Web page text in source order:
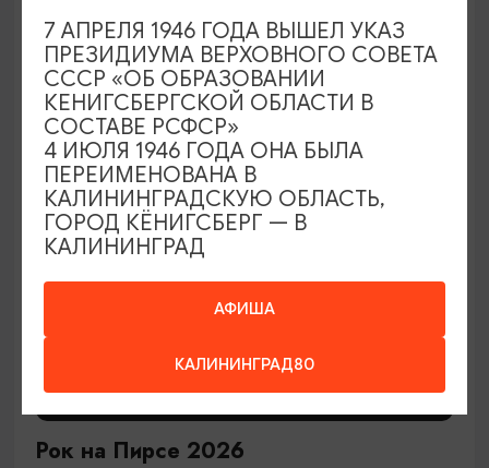
29.08.2026 12:00
Калининград, Центральный парк культуры и отдыха
ОТ 2400₽
КОНЦЕРТЫ
Рок на Пирсе 2026
АФИША
КАЛИНИНГРАД80
7 АПРЕЛЯ 1946 ГОДА ВЫШЕЛ УКАЗ
ПРЕЗИДИУМА ВЕРХОВНОГО СОВЕТА
СССР «ОБ ОБРАЗОВАНИИ
КЕНИГСБЕРГСКОЙ ОБЛАСТИ В
СОСТАВЕ РСФСР»
4 ИЮЛЯ 1946 ГОДА ОНА БЫЛА
ПЕРЕИМЕНОВАНА В
КАЛИНИНГРАДСКУЮ ОБЛАСТЬ,
ГОРОД КЁНИГСБЕРГ — В
КАЛИНИНГРАД